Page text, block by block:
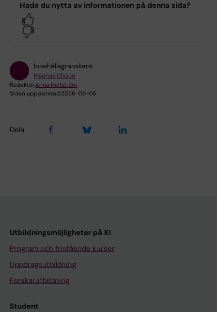
Hade du nytta av informationen på denna sida?
Innehållsgranskare:
Magnus Olsson
Redaktör:Anna Hellström
Sidan uppdaterad:2026-08-06
Dela
Utbildningsmöjligheter på KI
Program och fristående kurser
Uppdragsutbildning
Forskarutbildning
Student